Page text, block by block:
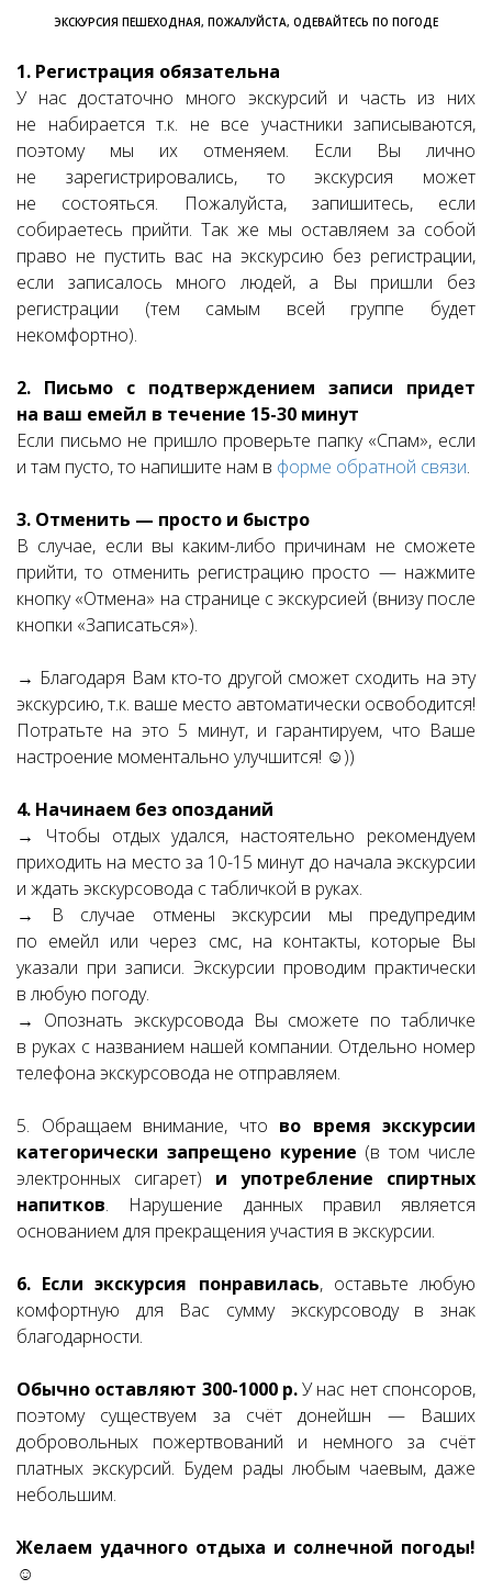
ЭКСКУРСИЯ ПЕШЕХОДНАЯ, ПОЖАЛУЙСТА, ОДЕВАЙТЕСЬ ПО ПОГОДЕ
1. Регистрация обязательна
У нас достаточно много экскурсий и часть из них
не набирается т.к. не все участники записываются,
поэтому мы их отменяем. Если Вы лично
не зарегистрировались, то экскурсия может
не состояться. Пожалуйста, запишитесь, если
собираетесь прийти. Так же мы оставляем за собой
право не пустить вас на экскурсию без регистрации,
если записалось много людей, а Вы пришли без
регистрации (тем самым всей группе будет
некомфортно).
2. Письмо с подтверждением записи придет
на ваш емейл в течение 15-30 минут
Если письмо не пришло проверьте папку «Спам», если
и там пусто, то напишите нам в форме обратной связи.
3. Отменить — просто и быстро
В случае, если вы каким-либо причинам не сможете
прийти, то отменить регистрацию просто — нажмите
кнопку «Отмена» на странице с экскурсией (внизу после
кнопки «Записаться»).
→ Благодаря Вам кто-то другой сможет сходить на эту
экскурсию, т.к. ваше место автоматически освободится!
Потратьте на это 5 минут, и гарантируем, что Ваше
настроение моментально улучшится! ☺))
4. Начинаем без опозданий
→ Чтобы отдых удался, настоятельно рекомендуем
приходить на место за 10-15 минут до начала экскурсии
и ждать экскурсовода с табличкой в руках.
→ В случае отмены экскурсии мы предупредим
по емейл или через смс, на контакты, которые Вы
указали при записи. Экскурсии проводим практически
в любую погоду.
→ Опознать экскурсовода Вы сможете по табличке
в руках с названием нашей компании. Отдельно номер
телефона экскурсовода не отправляем.
5. Обращаем внимание, что во время экскурсии
категорически запрещено курение (в том числе
электронных сигарет) и употребление спиртных
напитков. Нарушение данных правил является
основанием для прекращения участия в экскурсии.
6. Если экскурсия понравилась, оставьте любую
комфортную для Вас сумму экскурсоводу в знак
благодарности.
Обычно оставляют 300-1000 р.У нас нет спонсоров,
поэтому существуем за счёт донейшн — Ваших
добровольных пожертвований и немного за счёт
платных экскурсий. Будем рады любым чаевым, даже
небольшим.
Желаем удачного отдыха и солнечной погоды!
☺